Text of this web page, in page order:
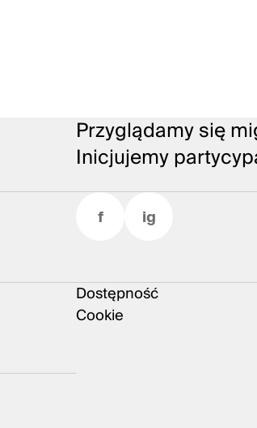
Przyglądamy się
Inicjujemy
f ig
Dostępność
Cookie